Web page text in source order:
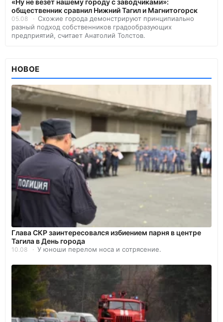
общественник сравнил Нижний Тагил и Магнитогорск
05.08
Схожие города демонстрируют принципиально
разный подход собственников градообразующих
предприятий, считает Анатолий Толстов.
НОВОЕ
Глава СКР заинтересовался избиением парня в центре
Тагила в День города
10.08 У юноши перелом носа и сотрясение.